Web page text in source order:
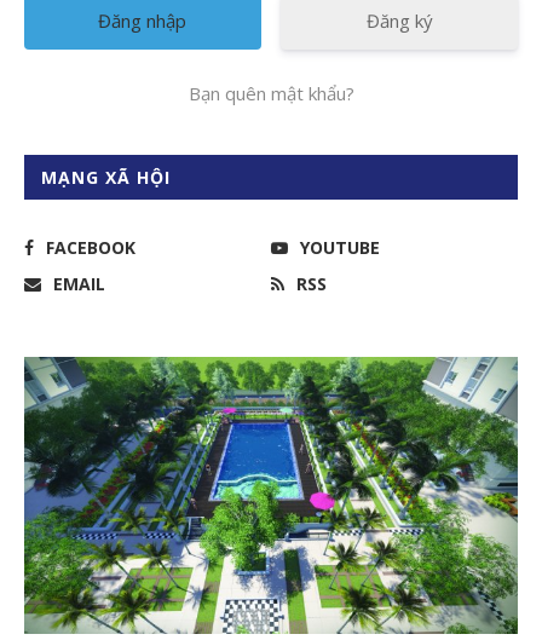
Đăng ký
Bạn quên mật khẩu?
MẠNG XÃ HỘI
FACEBOOK
YOUTUBE
EMAIL
RSS